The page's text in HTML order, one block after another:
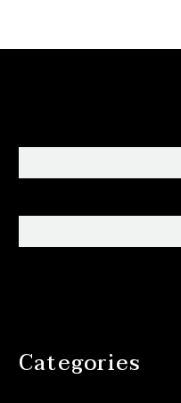
Categories